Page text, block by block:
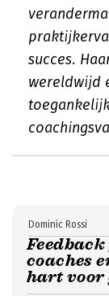
succes.
wereldwijd
coaches
hart voor
Dominic Rossi